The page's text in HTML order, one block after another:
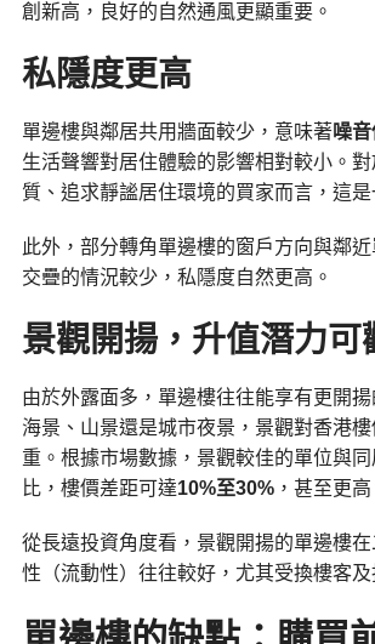
創新高，良好的自然通風更顯重要。
私隱度更高
單邊樓與鄰居共用牆面較少，意味著噪
生活聲響對居住體驗的影響相對較小。
質、追求靜謐居住環境的買家而言，這是
此外，部分轉角單邊樓的窗戶方向與鄰
交疊的情況較少，私隱度自然更高。
景觀開揚，升值潛力可
由於外露面多，單邊樓往往能享有更開
海景、山景還是城市夜景，景觀對香港
重。根據市場數據，景觀較佳的單位與
比，樓價差距可達10%至30%，甚至更高
從長遠投資角度看，景觀開揚的單邊樓
性（流動性）往往較好，尤其受換樓客及